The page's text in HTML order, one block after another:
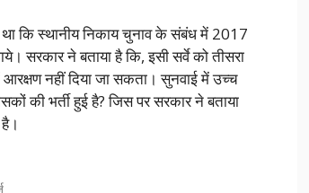
था कि स्थानीय निकाय चुनाव के संबंध में 2017
सरकार ने बताया है कि, इसी सर्वे को तीसरा
आरक्षण नहीं दिया जा सकता। सुनवाई में उच्च
की भर्ती हुई है? जिस पर सरकार ने बताया